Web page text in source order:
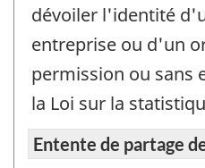
dévoiler l'identité
entreprise ou d'un
permission ou sans
la Loi sur la
Entente de partage